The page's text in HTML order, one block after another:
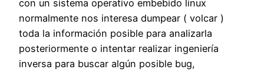
con un sistema operativo embebido linux
normalmente nos interesa dumpear ( volcar )
toda la información posible para analizarla
posteriormente o intentar realizar ingeniería
inversa para buscar algún posible bug,